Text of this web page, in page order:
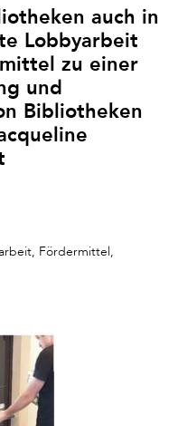
auch in
Lobbyarbeit
zu einer
und
Bibliotheken
Fördermittel,